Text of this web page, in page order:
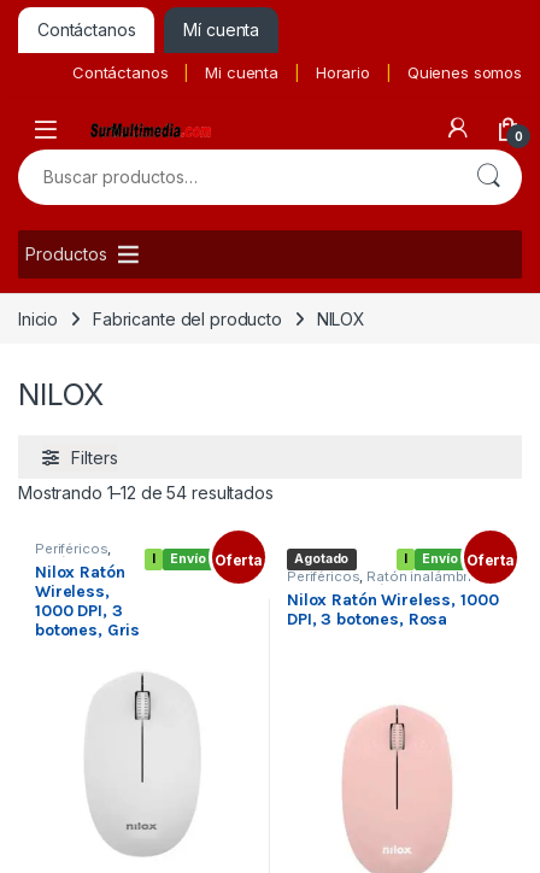
Contáctanos Mí cuenta
Contáctanos Mi cuenta Horario Quienes somos
0
Buscar por:
Productos
Inicio Fabricante del producto NILOX
NILOX
Filters
Mostrando 1–12 de 54 resultadosOrdenado por precio: bajo a alto
Envío gratis
Oferta
Periféricos,
Ratón
inalámbrico,
Teclado y Ratón
Nilox Ratón
Wireless,
1000 DPI, 3
botones, Gris
Envío gratis
Agotado Oferta
Periféricos, Ratón inalámbrico
Teclado y Ratón
Nilox Ratón Wireless, 1000
DPI, 3 botones, Rosa